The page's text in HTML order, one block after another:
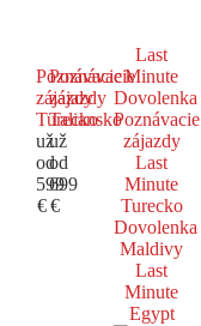
Poznávacie
zájazdy
Turecko
už
od
599
€
Poznávacie
zájazdy
Taliansko
už
od
699
€
Last
Minute
Dovolenka
Poznávacie
zájazdy
Last
Minute
Turecko
Dovolenka
Maldivy
Last
Minute
Egypt